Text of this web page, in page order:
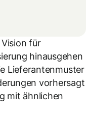
für
hinausgehen
Lieferantenmuster
vorhersagt
mit ähnlichen